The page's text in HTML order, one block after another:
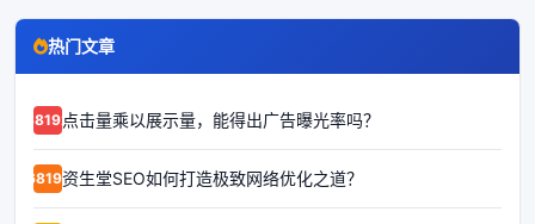
热门文章
68192点击量乘以展示量，能得出广告曝光率吗？
68191资生堂SEO如何打造极致网络优化之道？